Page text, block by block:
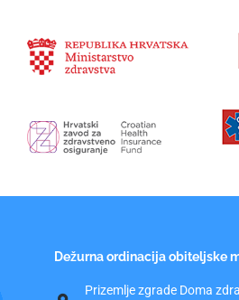
Dežurna ordinacija obiteljske
Prizemlje zgrade Doma